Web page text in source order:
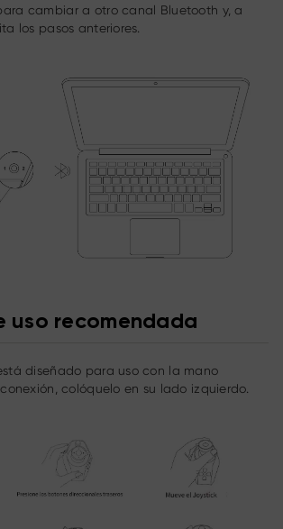
cambiar a otro canal Bluetooth y, a
los pasos anteriores.
uso recomendada
diseñado para uso con la mano
colóquelo en su lado izquierdo.